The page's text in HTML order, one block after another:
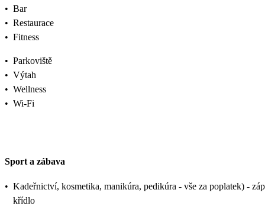
• Bar
• Restaurace
• Fitness
• Parkoviště
• Výtah
• Wellness
• Wi-Fi
Sport a zábava
• Kadeřnictví, kosmetika, manikúra, pedikúra - vše za poplatek) -
křídlo